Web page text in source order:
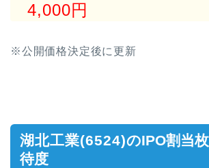
4,000円
※公開価格決定後に更新
湖北工業(6524)のIPO割当
待度